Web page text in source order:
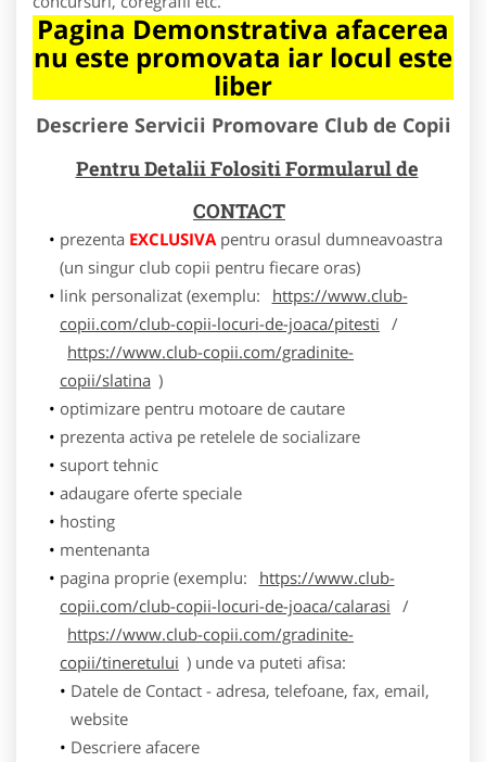
Pagina Demonstrativa afacerea
nu este promovata iar locul este
liber
Descriere Servicii Promovare Club de Copii
Pentru Detalii Folositi Formularul de
CONTACT
prezenta EXCLUSIVApentru orasul dumneavoastra
(un singur club copii pentru fiecare oras)
link personalizat (exemplu:
https://www.club-
copii.com/club-copii-locuri-de-joaca/pitesti /
https://www.club-copii.com/gradinite-
copii/slatina )
optimizare pentru motoare de cautare
prezenta activa pe retelele de socializare
suport tehnic
adaugare oferte speciale
hosting
mentenanta
pagina proprie (exemplu:
https://www.club-
copii.com/club-copii-locuri-de-joaca/calarasi /
https://www.club-copii.com/gradinite-
copii/tineretului ) unde va puteti afisa:
Datele de Contact - adresa, telefoane, fax, email,
website
Descriere afacere